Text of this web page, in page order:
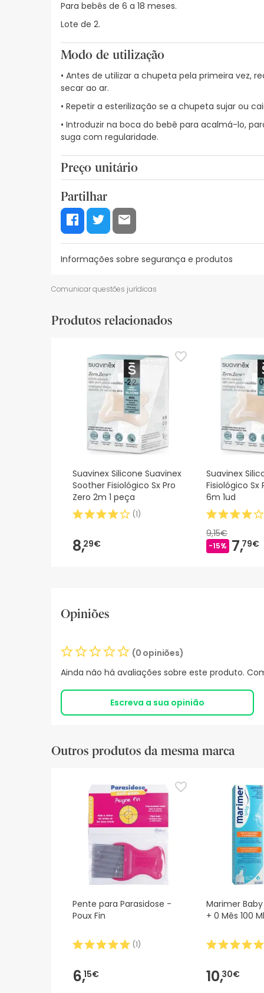
Para bebês de 6 a 18 meses.
Lote de 2.
Modo de utilização
• Antes de utilizar a chupeta pela primeira vez,
secar ao ar.
• Repetir a esterilização se a chupeta sujar ou
• Introduzir na boca do bebê para acalmá-lo,
suga com regularidade.
Preço unitário
Partilhar
Informações sobre segurança e produtos
Recursos de segurança visual
De momento, não dispomos de imagens de
sobre segurança, não hesites em contactar-
Comunicar questões jurídicas
Produtos relacionados
Suavinex Silicone Suavinex
Soother Fisiológico Sx Pro
Zero 2m 1 peça
(1)
8,29€
Suavinex
Fisiológico Sx
6m 1ud
9,15€
-15% 7,79€
Opiniões
(0 opiniões)
Ainda não há avaliações sobre este produto.
Escreva a sua opinião
Outros produtos da mesma marca
Pente para Parasidose -
Poux Fin
(1)
6,15€
Marimer
+ 0 Mês 100
10,30€